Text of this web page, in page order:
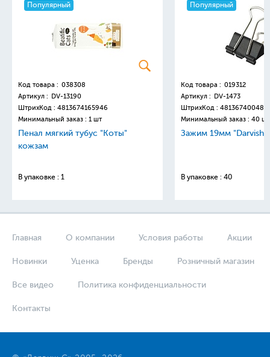
Популярный
Код товара : 038308
Артикул : DV-13190
ШтрихКод : 4813674165946
Минимальный заказ : 1 шт
Пенал мягкий тубус "Коты"
кожзам
В упаковке : 1
Популярный
Код товара : 019312
Артикул : DV-1473
ШтрихКод :
Минимальный заказ : 40 шт
Зажим 19мм "Darvish"
В упаковке : 40
Главная О компании Условия работы Акции
Новинки Уценка Бренды Розничный магазин
Все видео Политика конфиденциальности
Контакты